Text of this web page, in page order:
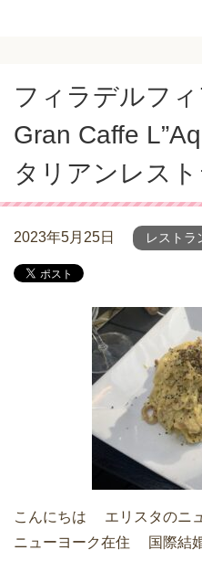
フィラデルフ
Gran Caffe
タリアンレス
2023年5月25日 レストラ
こんにちは エリスタのニ
ニューヨーク在住 国際結